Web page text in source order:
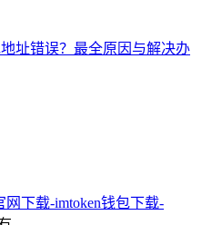
址错误？最全原因与解决办
网下载-imtoken钱包下载-